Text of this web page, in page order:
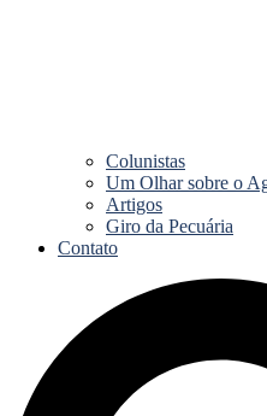
Colunistas
Um Olhar sobre o
Artigos
Giro da Pecuária
Contato